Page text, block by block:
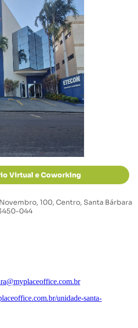
Virtual e Coworking
100, Centro, Santa Bárbara
044
unidade-santa-